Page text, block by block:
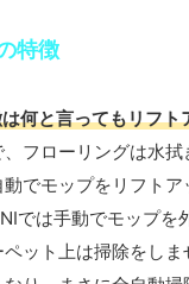
特徴
何と言ってもリフト
フローリングは水
でモップをリフト
では手動でモップを
ペット上は掃除をし